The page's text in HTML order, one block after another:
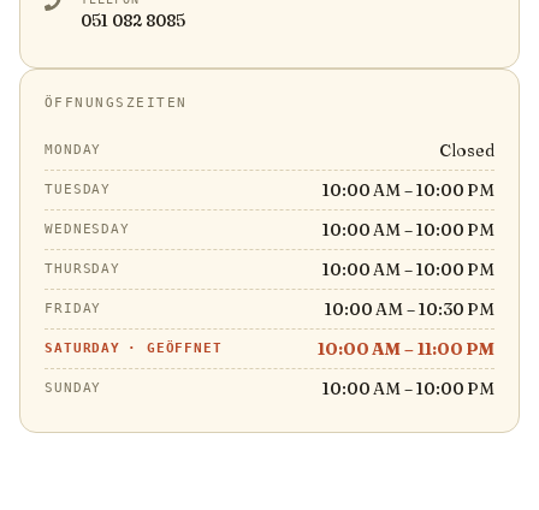
051 082 8085
ÖFFNUNGSZEITEN
MONDAY Closed
TUESDAY 10:00 AM – 10:00 PM
WEDNESDAY 10:00 AM – 10:00 PM
THURSDAY 10:00 AM – 10:00 PM
FRIDAY 10:00 AM – 10:30 PM
SATURDAY · GEÖFFNET 10:00 AM – 11:00 PM
SUNDAY 10:00 AM – 10:00 PM